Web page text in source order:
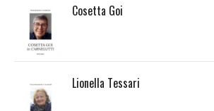
Cosetta Goi
Lionella Tessari